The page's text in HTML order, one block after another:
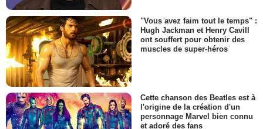
"Vous avez faim tout le temps" :
Hugh Jackman et Henry Cavill
ont souffert pour obtenir des
muscles de super-héros
Cette chanson des Beatles est à
l'origine de la création d'un
personnage Marvel bien connu
et adoré des fans